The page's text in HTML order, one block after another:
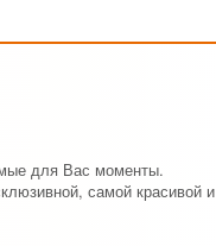
для Вас моменты.
самой красивой и